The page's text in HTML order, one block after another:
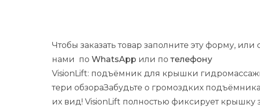
Чтобы заказать товар заполните эту форму, или
нами по WhatsApp или по телефону
VisionLift: подъёмник для крышки
тери обзораЗабудьте о громоздких
их вид! VisionLift полностью фиксируеткрышку